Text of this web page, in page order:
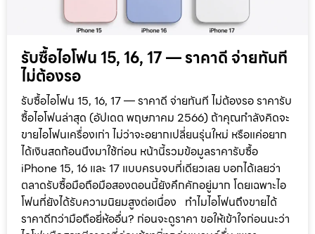
รับซื้อไอโฟน 15, 16, 17 — ราคาดี จ่ายทันที
ไม่ต้องรอ
รับซื้อไอโฟน 15, 16, 17 — ราคาดี จ่ายทันที ไม่ต้องรอ ราคารับ
ซื้อไอโฟนล่าสุด (อัปเดต พฤษภาคม 2566) ถ้าคุณกำลังคิดจะ
ขายไอโฟนเครื่องเก่า ไม่ว่าจะอยากเปลี่ยนรุ่นใหม่ หรือแค่อยาก
ได้เงินสดก้อนนึงมาใช้ก่อน หน้านี้รวมข้อมูลราคารับซื้อ
iPhone 15, 16 และ 17 แบบครบจบที่เดียวเลย บอกได้เลยว่า
ตลาดรับซื้อมือถือมือสองตอนนี้ยังคึกคักอยู่มาก โดยเฉพาะไอ
โฟนที่ยังได้รับความนิยมสูงต่อเนื่อง ทำไมไอโฟนถึงขายได้
ราคาดีกว่ามือถือยี่ห้ออื่น? ก่อนจะดูราคา ขอให้เข้าใจก่อนนะว่า